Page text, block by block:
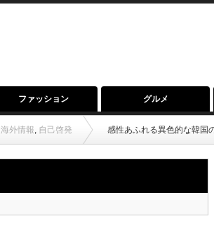
ファッション グルメ
海外情報, 自己啓発 感性あふれる異色的な韓国